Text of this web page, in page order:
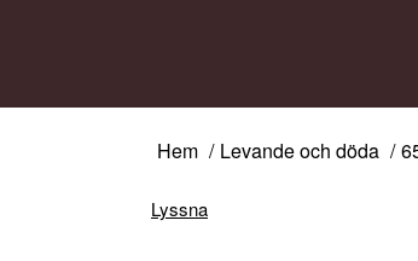
Hem Levande och döda
Lyssna